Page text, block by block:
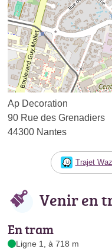
Ap Decoration
90 Rue des Grenadiers
44300 Nantes
Trajet
Venir en
En tram
Ligne 1, à 718 m